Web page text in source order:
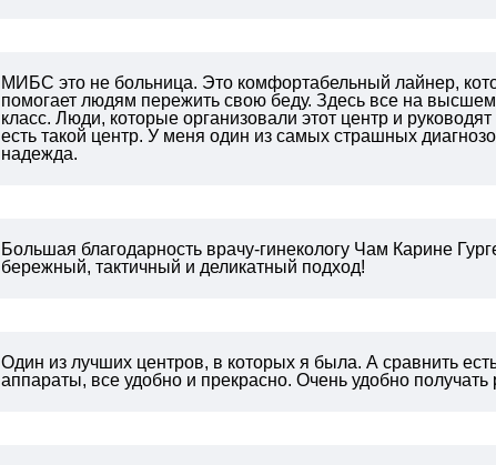
МИБС это не больница. Это комфортабельный лайнер,
помогает людям пережить свою беду. Здесь все на
класс. Люди, которые организовали этот центр и
есть такой центр. У меня один из самых страшных
надежда.
Большая благодарность врачу-гинекологу Чам Карине
бережный, тактичный и деликатный подход!
Один из лучших центров, в которых я была. А сравнить
аппараты, все удобно и прекрасно. Очень удобно